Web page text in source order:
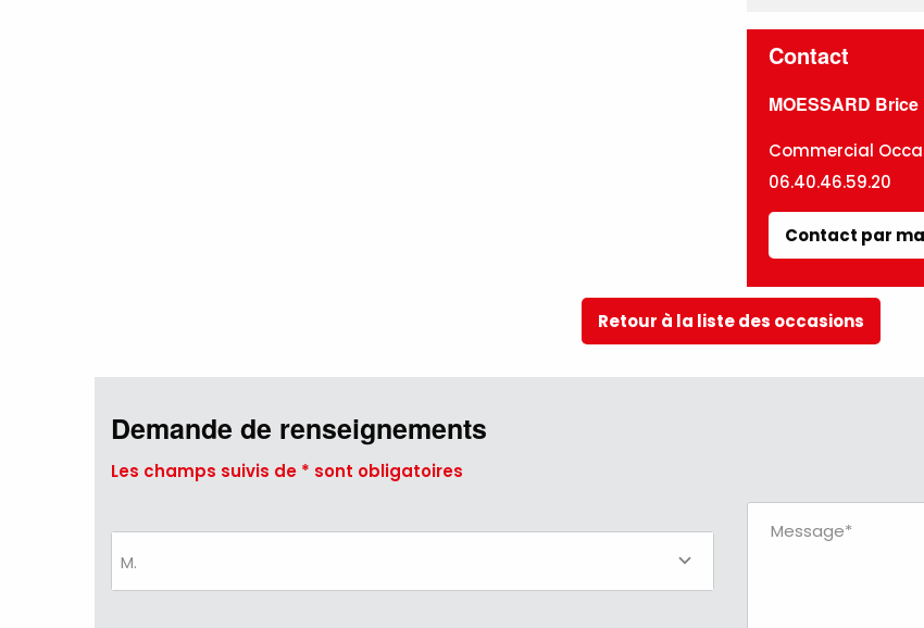
Contact
MOESSARD Brice
Commercial
06.40.46.59.20
Contact par
Retour à la liste des occasions
Demande de renseignements
Les champs suivis de * sont obligatoires
M.